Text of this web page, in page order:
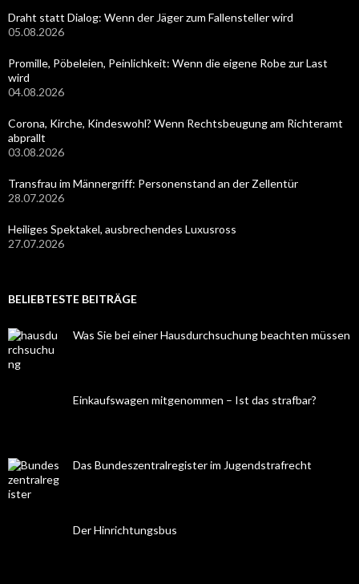
Draht statt Dialog: Wenn der Jäger zum Fallensteller wird
05.08.2026
Promille, Pöbeleien, Peinlichkeit: Wenn die eigene Robe zur Last
wird
04.08.2026
Corona, Kirche, Kindeswohl? Wenn Rechtsbeugung am Richteramt
abprallt
03.08.2026
Transfrau im Männergriff: Personenstand an der Zellentür
28.07.2026
Heiliges Spektakel, ausbrechendes Luxusross
27.07.2026
BELIEBTESTE BEITRÄGE
Was Sie bei einer Hausdurchsuchung beachten müssen
Einkaufswagen mitgenommen – Ist das strafbar?
Das Bundeszentralregister im Jugendstrafrecht
Der Hinrichtungsbus